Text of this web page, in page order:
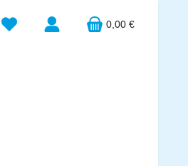
Du hast 0 Produkte auf dem
0,00 €